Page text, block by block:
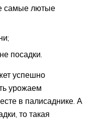
самые лютые
посадки.
успешно
урожаем
в палисаднике. А
то такая